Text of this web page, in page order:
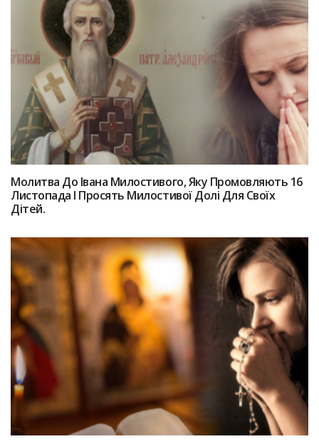
Мoлитва Дo Івaна Милостивого, Якy Пpoмовляють 16
Листопада І Пpoсять Милocтивої Дoлі Для Своїх
Дітeй.